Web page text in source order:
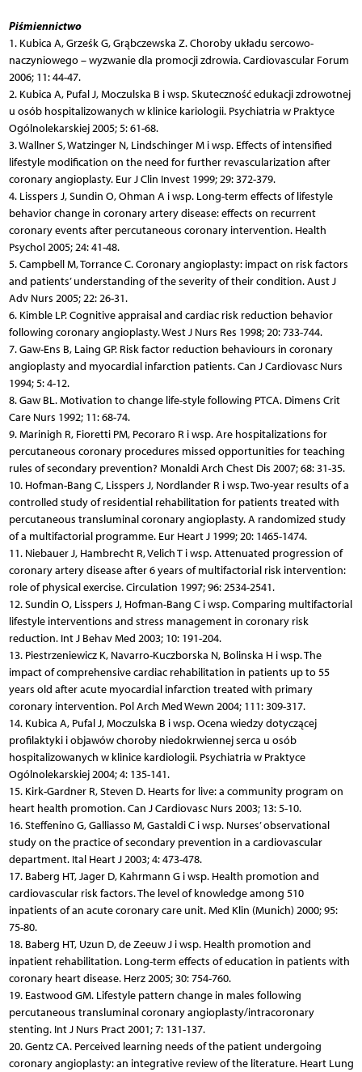
Piśmiennictwo
1. Kubica A, Grześk G, Grąbczewska Z. Choroby układu sercowo-
naczyniowego – wyzwanie dla promocji zdrowia. Cardiovascular Forum
2006; 11: 44-47.
2. Kubica A, Pufal J, Moczulska B i wsp. Skuteczność edukacji zdrowotnej
u osób hospitalizowanych w klinice kariologii. Psychiatria w Praktyce
Ogólnolekarskiej 2005; 5: 61-68.
3. Wallner S, Watzinger N, Lindschinger M i wsp. Effects of intensified
lifestyle modification on the need for further revascularization after
coronary angioplasty. Eur J Clin Invest 1999; 29: 372-379.
4. Lisspers J, Sundin O, Ohman A i wsp. Long-term effects of lifestyle
behavior change in coronary artery disease: effects on recurrent
coronary events after percutaneous coronary intervention. Health
Psychol 2005; 24: 41-48.
5. Campbell M, Torrance C. Coronary angioplasty: impact on risk factors
and patients’ understanding of the severity of their condition. Aust J
Adv Nurs 2005; 22: 26-31.
6. Kimble LP. Cognitive appraisal and cardiac risk reduction behavior
following coronary angioplasty. West J Nurs Res 1998; 20: 733-744.
7. Gaw-Ens B, Laing GP. Risk factor reduction behaviours in coronary
angioplasty and myocardial infarction patients. Can J Cardiovasc Nurs
1994; 5: 4-12.
8. Gaw BL. Motivation to change life-style following PTCA. Dimens Crit
Care Nurs 1992; 11: 68-74.
9. Marinigh R, Fioretti PM, Pecoraro R i wsp. Are hospitalizations for
percutaneous coronary procedures missed opportunities for teaching
rules of secondary prevention? Monaldi Arch Chest Dis 2007; 68: 31-35.
10. Hofman-Bang C, Lisspers J, Nordlander R i wsp. Two-year results of a
controlled study of residential rehabilitation for patients treated with
percutaneous transluminal coronary angioplasty. A randomized study
of a multifactorial programme. Eur Heart J 1999; 20: 1465-1474.
11. Niebauer J, Hambrecht R, Velich T i wsp. Attenuated progression of
coronary artery disease after 6 years of multifactorial risk intervention:
role of physical exercise. Circulation 1997; 96: 2534-2541.
12. Sundin O, Lisspers J, Hofman-Bang C i wsp. Comparing multifactorial
lifestyle interventions and stress management in coronary risk
reduction. Int J Behav Med 2003; 10: 191-204.
13. Piestrzeniewicz K, Navarro-Kuczborska N, Bolinska H i wsp. The
impact of comprehensive cardiac rehabilitation in patients up to 55
years old after acute myocardial infarction treated with primary
coronary intervention. Pol Arch Med Wewn 2004; 111: 309-317.
14. Kubica A, Pufal J, Moczulska B i wsp. Ocena wiedzy dotyczącej
profilaktyki i objawów choroby niedokrwiennej serca u osób
hospitalizowanych w klinice kardiologii. Psychiatria w Praktyce
Ogólnolekarskiej 2004; 4: 135-141.
15. Kirk-Gardner R, Steven D. Hearts for live: a community program on
heart health promotion. Can J Cardiovasc Nurs 2003; 13: 5-10.
16. Steffenino G, Galliasso M, Gastaldi C i wsp. Nurses’ observational
study on the practice of secondary prevention in a cardiovascular
department. Ital Heart J 2003; 4: 473-478.
17. Baberg HT, Jager D, Kahrmann G i wsp. Health promotion and
cardiovascular risk factors. The level of knowledge among 510
inpatients of an acute coronary care unit. Med Klin (Munich) 2000; 95:
75-80.
18. Baberg HT, Uzun D, de Zeeuw J i wsp. Health promotion and
inpatient rehabilitation. Long-term effects of education in patients with
coronary heart disease. Herz 2005; 30: 754-760.
19. Eastwood GM. Lifestyle pattern change in males following
percutaneous transluminal coronary angioplasty/intracoronary
stenting. Int J Nurs Pract 2001; 7: 131-137.
20. Gentz CA. Perceived learning needs of the patient undergoing
coronary angioplasty: an integrative review of the literature. Heart Lung